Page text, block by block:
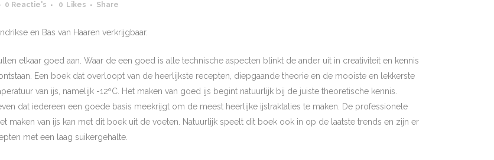
0 Reactie's 0 Likes Share
en Bas van Haaren verkrijgbaar.
elkaar goed aan. Waar de een goed is alle technische aspecten blinkt de ander uit in creativiteit en kennis
Een boek dat overloopt van de heerlijkste recepten, diepgaande theorie en de mooiste en lekkerste
van ijs, namelijk -12ºC. Het maken van goed ijs begint natuurlijk bij de juiste theoretische kennis.
dat iedereen een goede basis meekrijgt om de meest heerlijke ijstraktaties te maken. De professionele
maken van ijs kan met dit boek uit de voeten. Natuurlijk speelt dit boek ook in op de laatste trends en zijn er
met een laag suikergehalte.